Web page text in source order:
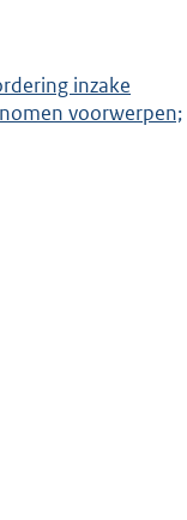
inzake
voorwerpen;